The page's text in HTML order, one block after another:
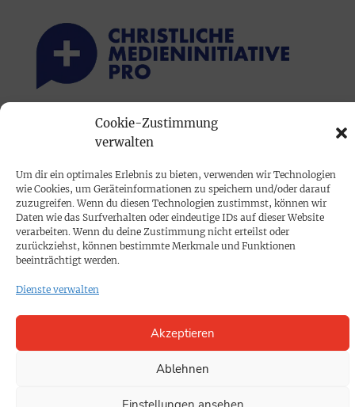
Cookie-Zustimmung
verwalten
Um dir ein optimales Erlebnis zu bieten, verwenden wir Technologien
wie Cookies, um Geräteinformationen zu speichern und/oder darauf
zuzugreifen. Wenn du diesen Technologien zustimmst, können wir
Daten wie das Surfverhalten oder eindeutige IDs auf dieser Website
verarbeiten. Wenn du deine Zustimmung nicht erteilst oder
zurückziehst, können bestimmte Merkmale und Funktionen
beeinträchtigt werden.
Dienste verwalten
Akzeptieren
Ablehnen
PRINTAUSGABE
PROKOMPAKT
Impressum
SPENDEN
Datenschutz